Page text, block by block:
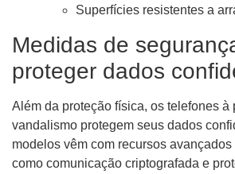
Superfícies resistentes a
Medidas de
proteger dados
Além da proteção física, os telefones à
vandalismo protegem seus dados
modelos vêm com recursos
como comunicação criptografada e